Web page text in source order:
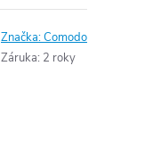
Značka:Comodo
Záruka: 2 roky